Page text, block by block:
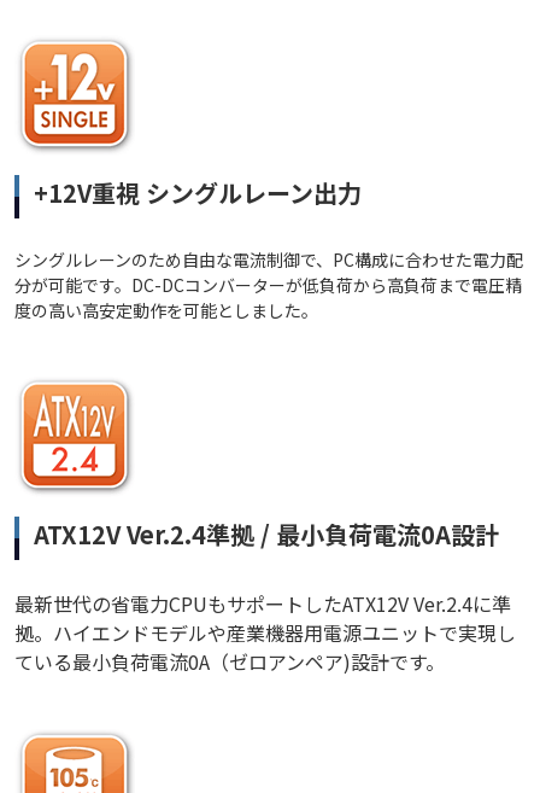
+12V重視 シングルレーン出力
シングルレーンのため自由な電流制御で、PC構成に合わせた電力配
分が可能です。DC-DCコンバーターが低負荷から高負荷まで電圧精
度の高い高安定動作を可能としました。
ATX12V Ver.2.4準拠 / 最小負荷電流0A設計
最新世代の省電力CPUもサポートしたATX12V Ver.2.4に準
拠。ハイエンドモデルや産業機器用電源ユニットで実現し
ている最小負荷電流0A（ゼロアンペア)設計です。